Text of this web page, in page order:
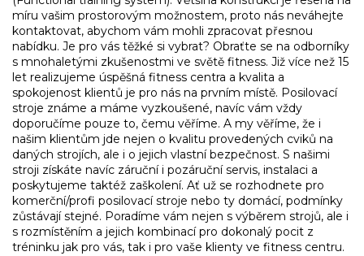
í
p
r
v
k
y
v
ý
p
i
s
u
míru vašim prostorovým možnostem, proto nás neváhejte
kontaktovat, abychom vám mohli zpracovat přesnou
nabídku. Je pro vás těžké si vybrat? Obraťte se na odborníky
s mnohaletými zkušenostmi ve světě fitness. Již více než 15
let realizujeme úspěšná fitness centra a kvalita a
spokojenost klientů je pro nás na prvním místě. Posilovací
stroje známe a máme vyzkoušené, navíc vám vždy
doporučíme pouze to, čemu věříme. A my věříme, že i
našim klientům jde nejen o kvalitu provedených cviků na
daných strojích, ale i o jejich vlastní bezpečnost. S našimi
stroji získáte navíc záruční i pozáruční servis, instalaci a
poskytujeme taktéž zaškolení. Ať už se rozhodnete pro
komerční/profi posilovací stroje nebo ty domácí, podmínky
zůstávají stejné. Poradíme vám nejen s výběrem strojů, ale i
s rozmístěním a jejich kombinací pro dokonalý pocit z
tréninku jak pro vás, tak i pro vaše klienty ve fitness centru.